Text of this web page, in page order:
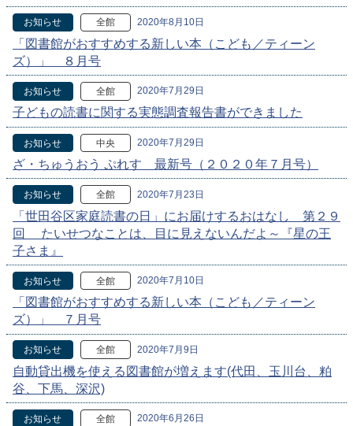
お知らせ 全館 2020年8月10日
「図書館がおすすめする新しい本（こども／ティーン
ズ）」 ８月号
お知らせ 全館 2020年7月29日
子どもの読書に関する実態調査報告書ができました
お知らせ 中央 2020年7月29日
ざ・ちゅうおう ぷれす 最新号（２０２０年７月号）
お知らせ 全館 2020年7月23日
「世田谷区家庭読書の日」にお届けするおはなし 第２９
回 たいせつなことは、目に見えないんだよ～『星の王
子さま』
お知らせ 全館 2020年7月10日
「図書館がおすすめする新しい本（こども／ティーン
ズ）」 ７月号
お知らせ 全館 2020年7月9日
自動貸出機を使える図書館が増えます(代田、玉川台、粕
谷、下馬、深沢)
お知らせ 全館 2020年6月26日